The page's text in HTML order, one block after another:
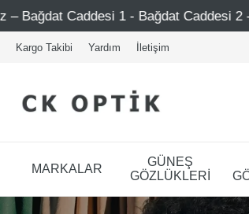
- Bağdat Caddesi 2 - Nişantaşı – Etiler –
Kargo Takibi Yardım İletişim
MARKALAR
GÜNEŞ
GÖZLÜKLERİ